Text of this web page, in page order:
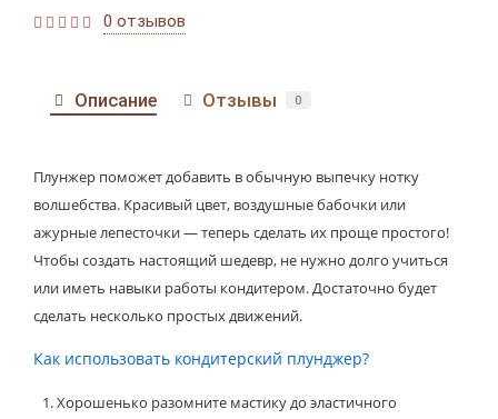
0 отзывов
Описание Отзывы 0
Плунжер поможет добавить в обычную выпечку нотку
волшебства. Красивый цвет, воздушные бабочки или
ажурные лепесточки — теперь сделать их проще простого!
Чтобы создать настоящий шедевр, не нужно долго учиться
или иметь навыки работы кондитером. Достаточно будет
сделать несколько простых движений.
Как использовать кондитерский плунджер?
Хорошенько разомните мастику до эластичного